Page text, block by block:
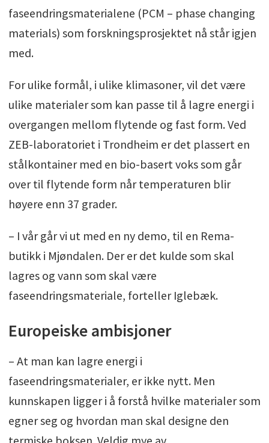
faseendringsmaterialene (PCM – phase changing
materials) som forskningsprosjektet nå står igjen
med.
For ulike formål, i ulike klimasoner, vil det være
ulike materialer som kan passe til å lagre energi i
overgangen mellom flytende og fast form. Ved
ZEB-laboratoriet i Trondheim er det plassert en
stålkontainer med en bio-basert voks som går
over til flytende form når temperaturen blir
høyere enn 37 grader.
– I vår går vi ut med en ny demo, til en Rema-
butikk i Mjøndalen. Der er det kulde som skal
lagres og vann som skal være
faseendringsmateriale, forteller Iglebæk.
Europeiske ambisjoner
– At man kan lagre energi i
faseendringsmaterialer, er ikke nytt. Men
kunnskapen ligger i å forstå hvilke materialer som
egner seg og hvordan man skal designe den